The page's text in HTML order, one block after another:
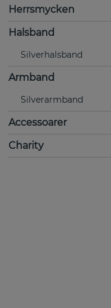
Herrsmycken
Halsband
Silverhalsband
Armband
Silverarmband
Accessoarer
Charity